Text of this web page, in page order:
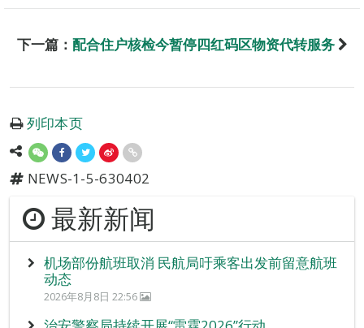
下一篇： 配合住户核检今暂停四红码区物资代转服务
列印本页
NEWS-1-5-630402
最新新闻
机场部份航班取消 民航局吁乘客出发前留意航班
动态
2026年8月8日 22:56